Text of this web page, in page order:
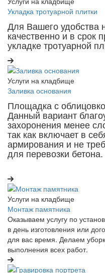
Укладка тротуарной плитки
Для Вашего удобства
качественно и в срок
укладке тротуарной
Услуги на кладбище
Заливка основания
Площадка с
Данный вариант
захоронения менее
так как включает в
армирования и не
для перевозки бетона.
Услуги на кладбище
Монтаж памятника
Оказываем услугу по
в день изготовления или
для вас время. Делаем
выполнения всех работ.